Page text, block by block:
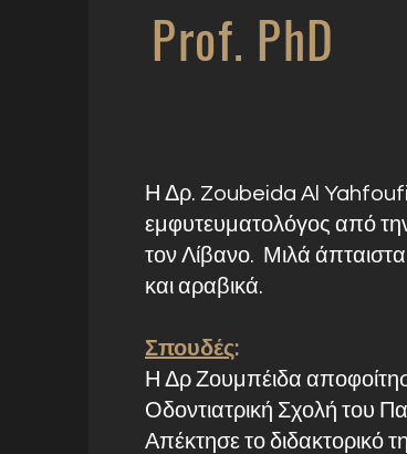
Prof. PhD
Η Δρ. Zoubeida Al Yahfoufi
εμφυτευματολόγος από
τον Λίβανο. Μιλά άπταιστα
και αραβικά.
Σπουδές:
Η Δρ Ζουμπέιδα
Οδοντιατρική Σχολή του
Απέκτησε το διδακτορικό